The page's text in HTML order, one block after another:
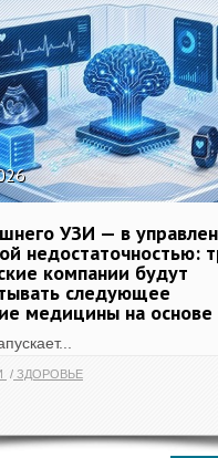
УЗИ — в
недостаточностью:
компании будут
следующее
медицины на
ЗДОРОВЬЕ